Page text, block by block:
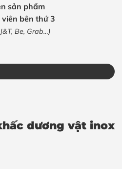
sản phẩm
viên bên thứ 3
Be, Grab…)
dương vật inox